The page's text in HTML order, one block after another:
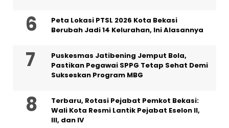
Peta Lokasi PTSL 2026 Kota Bekasi
Berubah Jadi 14 Kelurahan, Ini Alasannya
Puskesmas Jatibening Jemput Bola,
Pastikan Pegawai SPPG Tetap Sehat Demi
Sukseskan Program MBG
‎Terbaru, Rotasi Pejabat Pemkot Bekasi:
Wali Kota Resmi Lantik Pejabat Eselon II,
III, dan IV ‎